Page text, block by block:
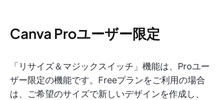
Canva Proユーザー限定
「リサイズ＆マジックスイッチ」機能は、Proユー
ザー限定の機能です。Freeプランをご利用の場合
は、ご希望のサイズで新しいデザインを作成し、